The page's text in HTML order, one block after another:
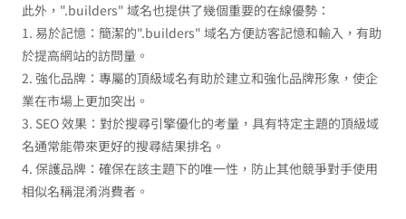
此外，".builders" 域名也提供了幾個重要的在線優勢：
1. 易於記憶：簡潔的".builders" 域名方便訪客記憶和輸入，有助
於提高網站的訪問量。
2. 強化品牌：專屬的頂級域名有助於建立和強化品牌形象，使企
業在市場上更加突出。
3. SEO 效果：對於搜尋引擎優化的考量，具有特定主題的頂級域
名通常能帶來更好的搜尋結果排名。
4. 保護品牌：確保在該主題下的唯一性，防止其他競爭對手使用
相似名稱混淆消費者。